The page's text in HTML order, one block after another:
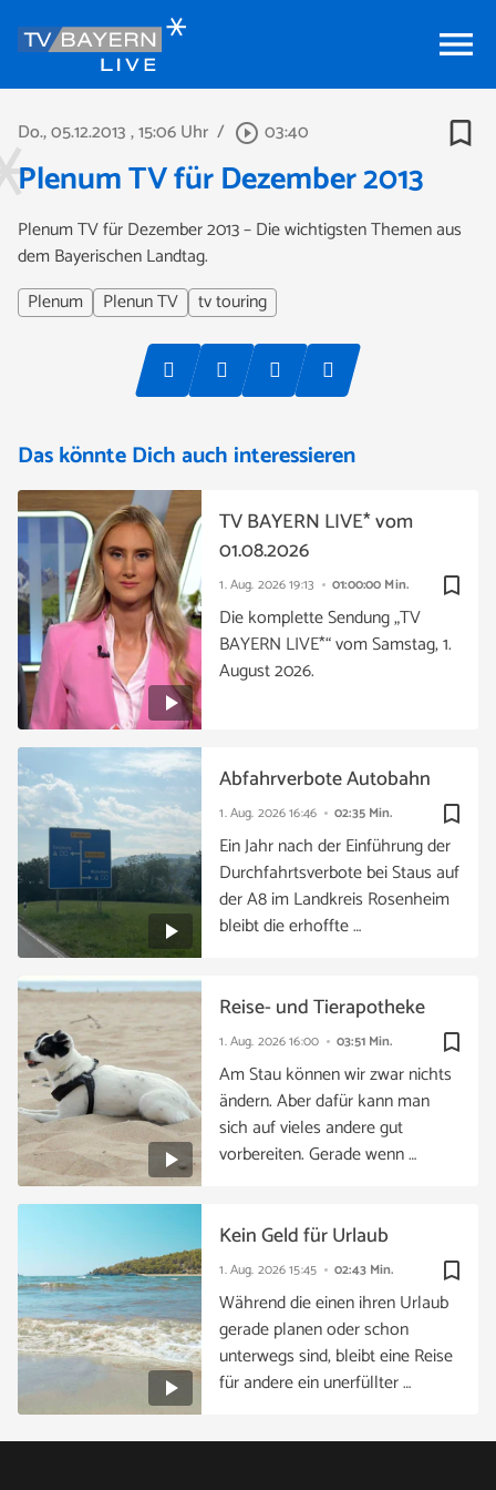
menu
Do., 05.12.2013, 15:06 Uhr / play_circle_outline 03:40 bookmark_border
Plenum TV für Dezember 2013
Plenum TV für Dezember 2013 – Die wichtigsten Themen aus
dem Bayerischen Landtag.
Plenum
Plenun TV tv touring
Das könnte Dich auch interessieren
bookmark_border
1. Aug. 202619:13 01:00:00 Min.
TV BAYERN LIVE* vom
01.08.2026
Die komplette Sendung „TV
BAYERN LIVE*“ vom Samstag, 1.
August 2026.
bookmark_border
1. Aug. 202616:46 02:35 Min.
Abfahrverbote Autobahn
Ein Jahr nach der Einführung der
Durchfahrtsverbote bei Staus auf
der A8 im Landkreis Rosenheim
bleibt die erhoffte …
bookmark_border
1. Aug. 202616:00 03:51 Min.
Reise- und Tierapotheke
Am Stau können wir zwar nichts
ändern. Aber dafür kann man
sich auf vieles andere gut
vorbereiten. Gerade wenn …
bookmark_border
1. Aug. 202615:45 02:43 Min.
Kein Geld für Urlaub
Während die einen ihren Urlaub
gerade planen oder schon
unterwegs sind, bleibt eine Reise
für andere ein unerfüllter …